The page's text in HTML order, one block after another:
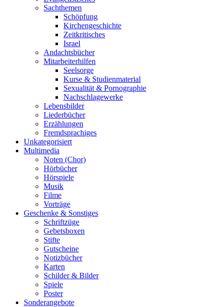
Sachthemen
Schöpfung
Kirchengeschichte
Zeitkritisches
Israel
Andachtsbücher
Mitarbeiterhilfen
Seelsorge
Kurse & Studienmaterial
Sexualität & Pornographie
Nachschlagewerke
Lebensbilder
Liederbücher
Erzählungen
Fremdsprachiges
Unkategorisiert
Multimedia
Noten (Chor)
Hörbücher
Hörspiele
Musik
Filme
Vorträge
Geschenke & Sonstiges
Schriftzüge
Gebetsboxen
Stifte
Gutscheine
Notizbücher
Karten
Schilder & Bilder
Spiele
Poster
Sonderangebote